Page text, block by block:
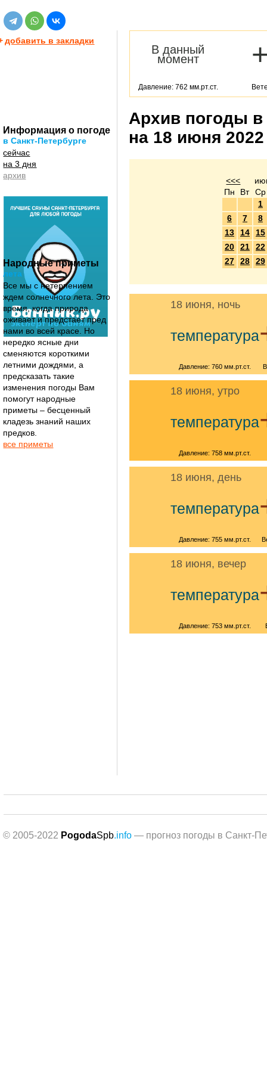
добавить в закладки
Информация о погоде
в Санкт-Петербурге
сейчас
на 3 дня
архив
Народные приметы
лета
Все мы с нетерпением
ждем солнечного лета. Это
время, когда природа
оживает и предстает пред
нами во всей красе. Но
нередко ясные дни
сменяются короткими
летними дождями, а
предсказать такие
изменения погоды Вам
помогут народные
приметы – бесценный
кладезь знаний наших
предков.
все приметы
В данный
момент
Давление: 762 мм.рт.ст.
Архив погоды в
на 18 июня 2022
<<<
Пн
Вт Ср
1
6
7
8
13
14
15
20
21
22
27
28 29
18 июня, ночь
температура
Давление: 760 мм.рт.ст.
18 июня, утро
температура
Давление: 758 мм.рт.ст.
18 июня, день
температура
Давление: 755 мм.рт.ст.
18 июня, вечер
температура
Давление: 753 мм.рт.ст.
© 2005-2022 PogodaSpb.info — прогноз погоды в Санкт-